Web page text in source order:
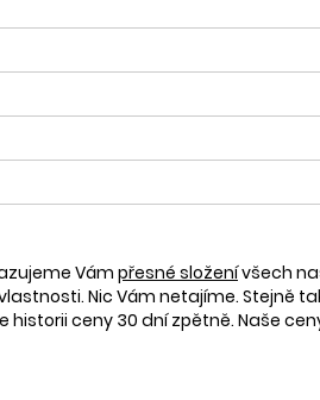
Vám přesné složenívšech
Nic Vám netajíme. Stejně
ceny 30 dní zpětně. Naše